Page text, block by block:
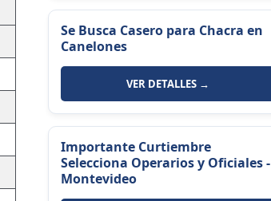
Se Busca Casero para Chacra en
Canelones
VER DETALLES →
Importante Curtiembre
Selecciona Operarios y Oficiales -
Montevideo